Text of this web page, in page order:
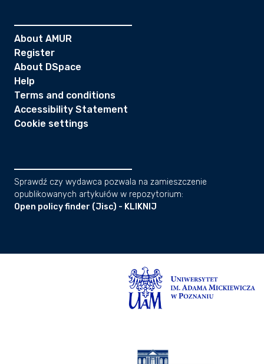
About AMUR
Register
About DSpace
Help
Terms and conditions
Accessibility Statement
Cookie settings
Sprawdź czy wydawca pozwala na zamieszczenie
opublikowanych artykułów w repozytorium:
Open policy finder (Jisc) - KLIKNIJ